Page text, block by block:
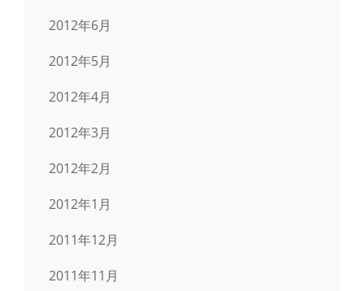
2012年6月
2012年5月
2012年4月
2012年3月
2012年2月
2012年1月
2011年12月
2011年11月